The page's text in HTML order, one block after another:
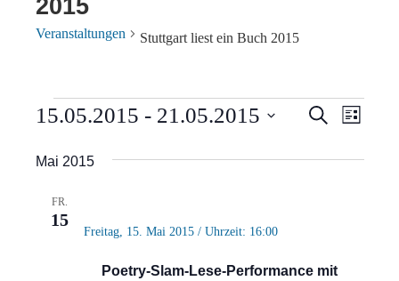
2015
Veranstaltungen Stuttgart liest ein Buch 2015
Veranstaltungen SucheListe
15.05.2015 - 21.05.2015
wählen.
Mai 2015
FR.
15
Poetry-Slam-Lese-Performance mit
Freitag, 15. Mai 2015 / Uhrzeit: 16:00